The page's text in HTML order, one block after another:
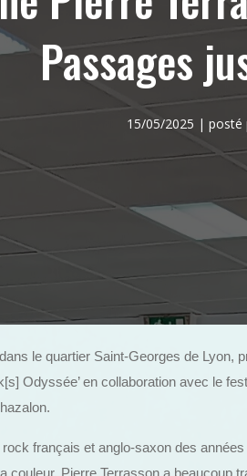
Passages
15/05/2025 | posté
le quartier Saint-Georges de Lyon,
Odyssée’ en collaboration avec le
français et anglo-saxon des